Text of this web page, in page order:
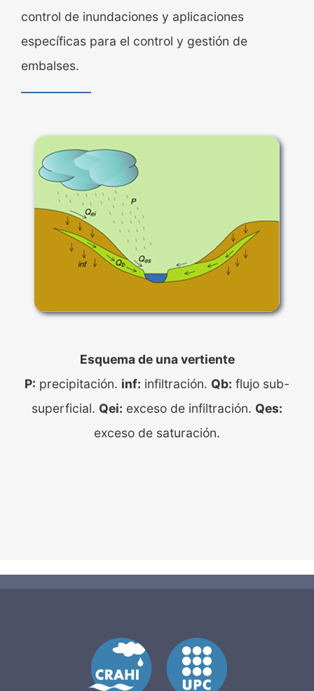
control de inundaciones y aplicaciones
específicas para el control y gestión de
embalses.
Esquema de una vertiente
P: precipitación. inf: infiltración. Qb: flujo sub-
superficial. Qei: exceso de infiltración. Qes:
exceso de saturación.